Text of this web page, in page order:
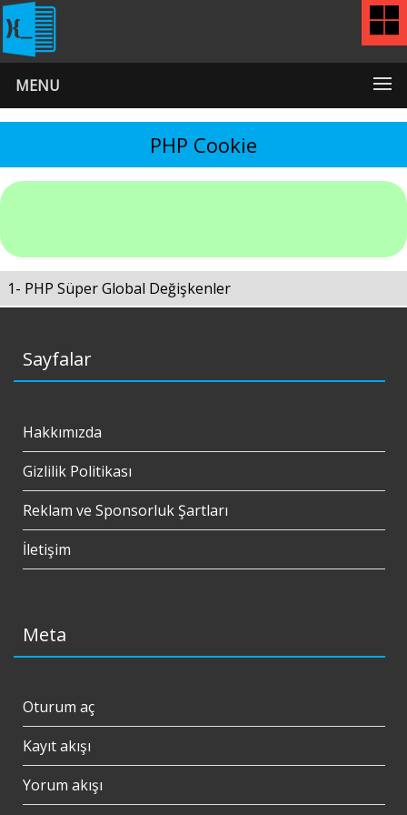
MENU
PHP Cookie
1- PHP Süper Global Değişkenler
Sayfalar
Hakkımızda
Gizlilik Politikası
Reklam ve Sponsorluk Şartları
İletişim
Meta
Oturum aç
Kayıt akışı
Yorum akışı